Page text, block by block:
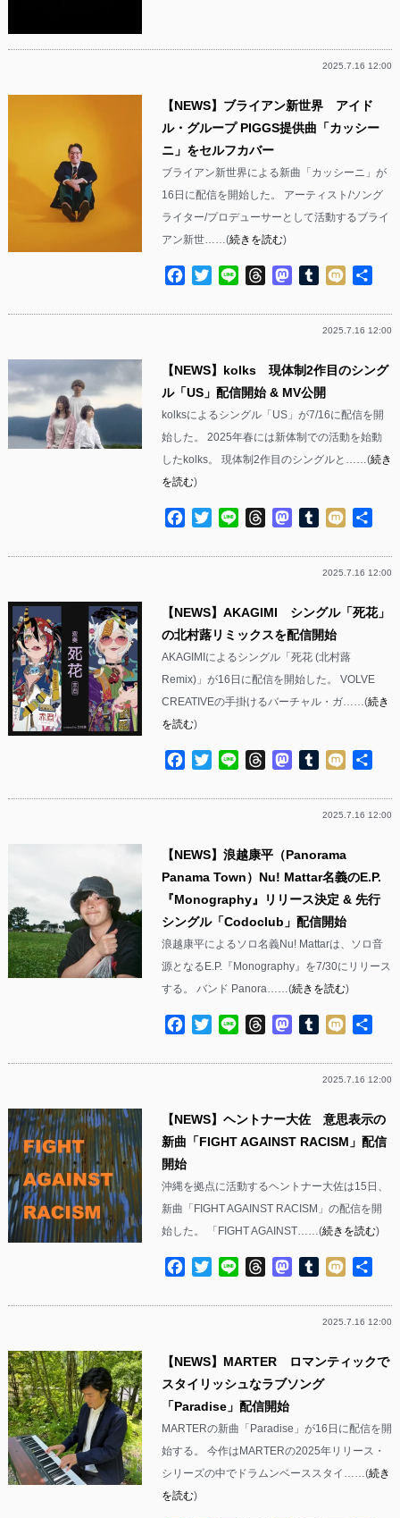
2025.7.16 12:00
【NEWS】ブライアン新世界 アイド
ル・グループ PIGGS提供曲「カッシー
ニ」をセルフカバー
ブライアン新世界による新曲「カッシーニ」が
16日に配信を開始した。 アーティスト/ソング
ライター/プロデューサーとして活動するブライ
アン新世……(続きを読む)
Facebook
TwitterLine ThreadsMastodon
Tumblr
Mixi
2025.7.16 12:00
【NEWS】kolks 現体制2作目のシング
ル「US」配信開始 & MV公開
kolksによるシングル「US」が7/16に配信を開
始した。 2025年春には新体制での活動を始動
したkolks。 現体制2作目のシングルと……(続き
を読む)
Facebook
TwitterLine ThreadsMastodon
Tumblr
Mixi
2025.7.16 12:00
【NEWS】AKAGIMI シングル「死花」
の北村蕗リミックスを配信開始
AKAGIMIによるシングル「死花 (北村蕗
Remix)」が16日に配信を開始した。 VOLVE
CREATIVEの手掛けるバーチャル・ガ……(続き
を読む)
Facebook
TwitterLine ThreadsMastodon
Tumblr
Mixi
2025.7.16 12:00
【NEWS】浪越康平（Panorama
Panama Town）Nu! Mattar名義のE.P.
『Monography』リリース決定 & 先行
シングル「Codoclub」配信開始
浪越康平によるソロ名義Nu! Mattarは、ソロ音
源となるE.P.『Monography』を7/30にリリース
する。 バンド Panora……(続きを読む)
Facebook
TwitterLine ThreadsMastodon
Tumblr
Mixi
2025.7.16 12:00
【NEWS】ヘントナー大佐 意思表示の
新曲「FIGHT AGAINST RACISM」配信
開始
沖縄を拠点に活動するヘントナー大佐は15日、
新曲「FIGHT AGAINST RACISM」の配信を開
始した。 「FIGHT AGAINST……(続きを読む)
Facebook
TwitterLine ThreadsMastodon
Tumblr
Mixi
2025.7.16 12:00
【NEWS】MARTER ロマンティックで
スタイリッシュなラブソング
「Paradise」配信開始
MARTERの新曲「Paradise」が16日に配信を開
始する。 今作はMARTERの2025年リリース・
シリーズの中でドラムンベーススタイ……(続き
を読む)